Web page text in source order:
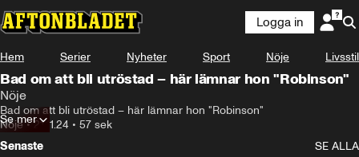
Logga in
Hem Serier Nyheter Sport Nöje Livsstil
Bad om att bli utröstad – här lämnar hon "Robinson"
Nöje
Bad om att bli utröstad – här lämnar hon "Robinson"
Nöje•21.11.24 • 57 sek
Se mer
Senaste
SE ALLA